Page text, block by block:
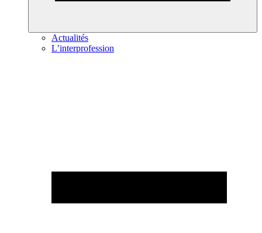
Actualités
L’interprofession